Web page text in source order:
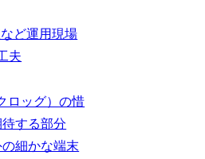
ど運用現場
夫
ロッグ）の惜
する部分
細かな端末